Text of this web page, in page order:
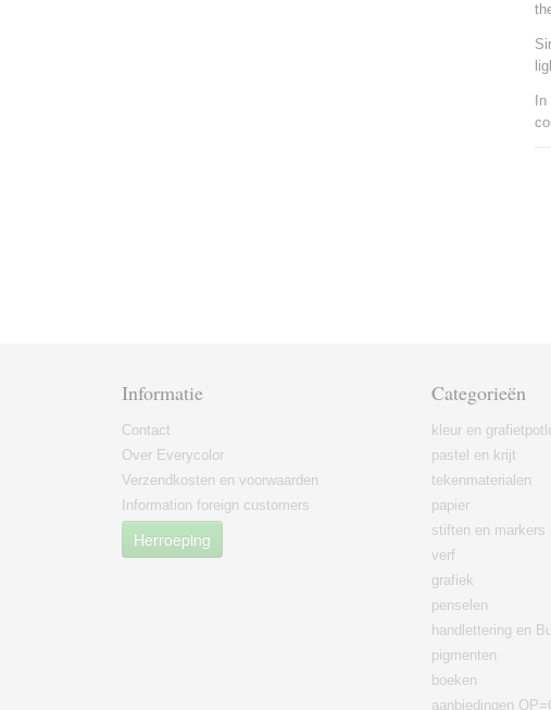
Informatie
Contact
Over Everycolor
Verzendkosten en voorwaarden
Information foreign customers
Herroeping
Categorieën
kleur en
pastel en krijt
tekenmaterialen
papier
stiften en markers
verf
grafiek
penselen
handlettering en
pigmenten
boeken
aanbiedingen